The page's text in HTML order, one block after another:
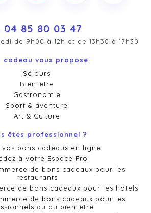
04 85 80 03 47
de 9h00 à 12h et de 13h30 à 17h30
cadeau vous propose
Séjours
Bien-être
Gastronomie
Sport & aventure
Art & Culture
êtes professionnel ?
vos bons cadeaux en ligne
à votre Espace Pro
de bons cadeaux pour les
restaurants
de bons cadeaux pour les hôtels
de bons cadeaux pour les
du du bien-être